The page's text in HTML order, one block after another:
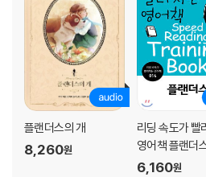
플랜더스의 개
8,260원
리딩 속도가 빨
영어책 플랜더
6,160원